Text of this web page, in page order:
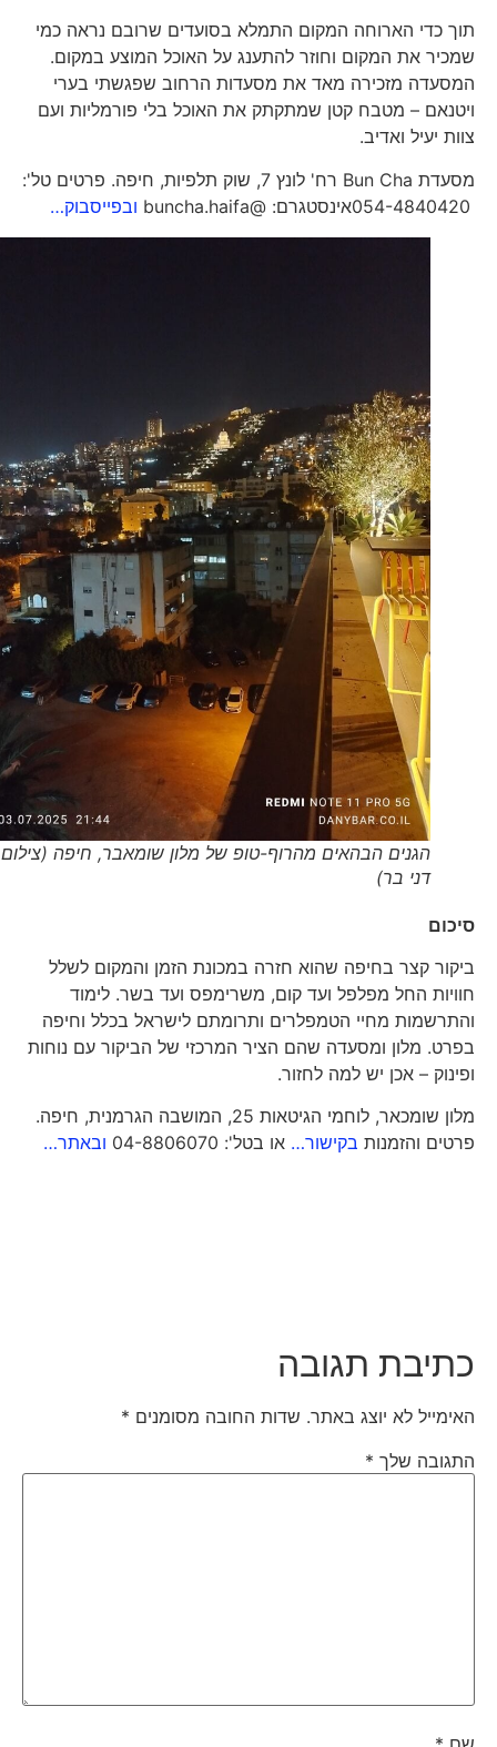
תוך כדי הארוחה המקום התמלא בסועדים שרובם נראה כמי
שמכיר את המקום וחוזר להתענג על האוכל המוצע במקום.
המסעדה מזכירה מאד את מסעדות הרחוב שפגשתי בערי
ויטנאם – מטבח קטן שמתקתק את האוכל בלי פורמליות ועם
צוות יעיל ואדיב.
מסעדת Bun Cha רח' לונץ 7, שוק תלפיות, חיפה. פרטים טל':
054-4840420אינסטגרם: @buncha.haifa
ובפייסבוק…
הגנים הבהאים מהרוף-טופ של מלון שומאבר, חיפה (צילום
דני בר)
סיכום
ביקור קצר בחיפה שהוא חזרה במכונת הזמן והמקום לשלל
חוויות החל מפלפל ועד קום, משרימפס ועד בשר. לימוד
והתרשמות מחיי הטמפלרים ותרומתם לישראל בכלל וחיפה
בפרט. מלון ומסעדה שהם הציר המרכזי של הביקור עם נוחות
ופינוק – אכן יש למה לחזור.
מלון שומכאר, לוחמי הגיטאות 25, המושבה הגרמנית, חיפה.
פרטים והזמנותבקישור…או בטל': 04-8806070 ובאתר…
כתיבת תגובה
האימייל לא יוצג באתר. שדות החובה מסומנים*
התגובה שלך*